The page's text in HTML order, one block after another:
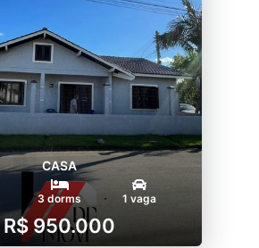
CASA
3 dorms 1 vaga
R$ 950.000